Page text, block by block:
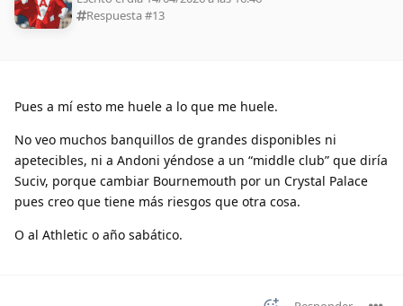
Respuesta #13
Pues a mí esto me huele a lo que me huele.
No veo muchos banquillos de grandes disponibles ni
apetecibles, ni a Andoni yéndose a un “middle club” que diría
Suciv, porque cambiar Bournemouth por un Crystal Palace
pues creo que tiene más riesgos que otra cosa.
O al Athletic o año sabático.